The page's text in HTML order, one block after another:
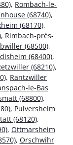
, Rombach-le-
(68740),
(68170),
, Rimbach-près-
(68500),
(68400),
(68210),
, Rantzwiller
le-Bas
(68800),
, Pulversheim
(68120),
, Ottmarsheim
, Orschwihr